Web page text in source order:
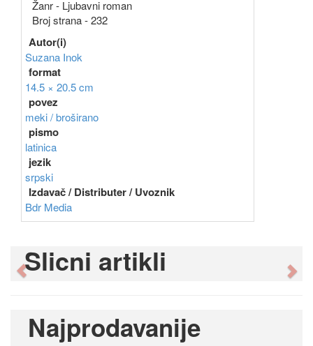
Žanr - Ljubavni roman
Broj strana - 232
Autor(i)
Suzana Inok
format
14.5 × 20.5 cm
povez
meki / broširano
pismo
latinica
jezik
srpski
Izdavač / Distributer / Uvoznik
Bdr Media
Slicni artikli
Previous
Najprodavanije